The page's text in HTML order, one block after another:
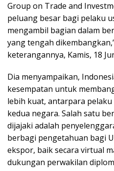
Group on Trade and
peluang besar bagi pelaku
mengambil bagian dalam
yang tengah
keterangannya, Kamis, 18
Dia menyampaikan,
kesempatan untuk
lebih kuat, antarpara
kedua negara. Salah satu
dijajaki adalah
berbagi pengetahuan bagi
ekspor, baik secara virtual
dukungan perwakilan